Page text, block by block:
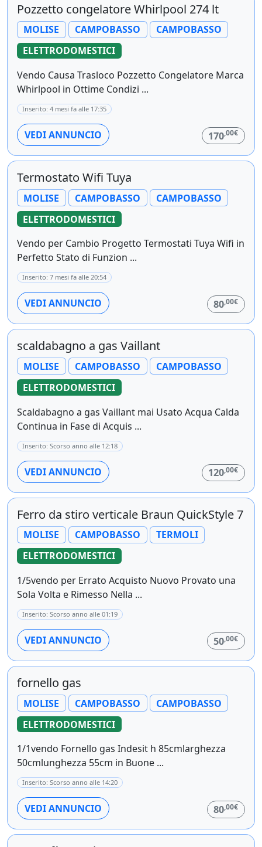
Pozzetto congelatore Whirlpool 274 lt
MOLISE CAMPOBASSO
CAMPOBASSO
ELETTRODOMESTICI
Vendo Causa Trasloco Pozzetto Congelatore Marca
Whirlpool in Ottime Condizi ...
Inserito: 4 mesi fa alle 17:35
VEDI ANNUNCIO 170,00€
Termostato Wifi Tuya
MOLISE CAMPOBASSO
CAMPOBASSO
ELETTRODOMESTICI
Vendo per Cambio Progetto Termostati Tuya Wifi in
Perfetto Stato di Funzion ...
Inserito: 7 mesi fa alle 20:54
VEDI ANNUNCIO 80,00€
scaldabagno a gas Vaillant
MOLISE CAMPOBASSO
CAMPOBASSO
ELETTRODOMESTICI
Scaldabagno a gas Vaillant mai Usato Acqua Calda
Continua in Fase di Acquis ...
Inserito: Scorso anno alle 12:18
VEDI ANNUNCIO 120,00€
Ferro da stiro verticale Braun QuickStyle 7
MOLISE CAMPOBASSO
TERMOLI
ELETTRODOMESTICI
1/5vendo per Errato Acquisto Nuovo Provato una
Sola Volta e Rimesso Nella ...
Inserito: Scorso anno alle 01:19
VEDI ANNUNCIO 50,00€
fornello gas
MOLISE CAMPOBASSO
CAMPOBASSO
ELETTRODOMESTICI
1/1vendo Fornello gas Indesit h 85cmlarghezza
50cmlunghezza 55cm in Buone ...
Inserito: Scorso anno alle 14:20
VEDI ANNUNCIO 80,00€